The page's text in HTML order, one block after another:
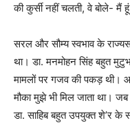
की कुर्सी नहीं चलती, वे बोले-
सरल और सौम्य स्वभाव के
था। डा. मनमोहन सिंह बहुत
मामलों पर गजव की पकड़ थी।
मौका मुझे भी मिल जाता था।
डा. साहिब बहुत उपयुक्त शे’र